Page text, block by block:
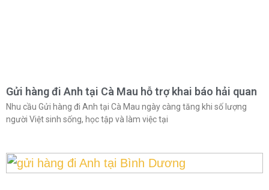
Gửi hàng đi Anh tại Cà Mau hỗ trợ khai báo hải quan
Nhu cầu Gửi hàng đi Anh tại Cà Mau ngày càng tăng khi số lượng
người Việt sinh sống, học tập và làm việc tại